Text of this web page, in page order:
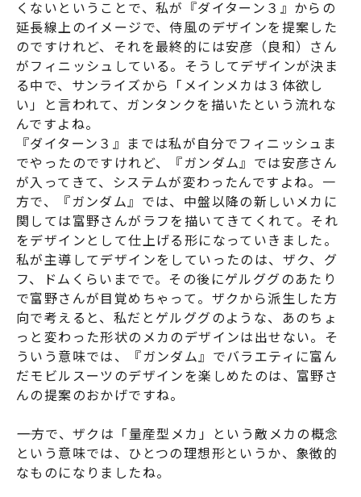
くないということで、私が『ダイターン３ 』からの
延長線上のイメージで、侍風のデザインを提案した
のですけれど、それを最終的には安彦（良和）さん
がフィニッシュしている。そうしてデザインが決ま
る中で、サンライズから「メインメカは３体欲し
い」と言われて、ガンタンクを描いたという流れな
んですよね。
『ダイターン３』までは私が自分でフィニッシュま
でやったのですけれど、『ガンダム』では安彦さん
が入ってきて、システムが変わったんですよね。一
方で、『ガンダム』では、中盤以降の新しいメカに
関しては富野さんがラフを描いてきてくれて。それ
をデザインとして仕上げる形になっていきました。
私が主導してデザインをしていったのは、ザク、グ
フ、ドムくらいまでで。その後にゲルググのあたり
で富野さんが目覚めちゃって。ザクから派生した方
向で考えると、私だとゲルググのような、あのちょ
っと変わった形状のメカのデザインは出せない。そ
ういう意味では、『ガンダム』でバラエティに富ん
だモビルスーツのデザインを楽しめたのは、富野さ
んの提案のおかげですね。
――一方で、ザクは「量産型メカ」という敵メカの概念
という意味では、ひとつの理想形というか、象徴的
なものになりましたね。